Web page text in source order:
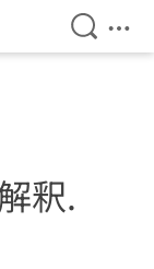
Open
釈.